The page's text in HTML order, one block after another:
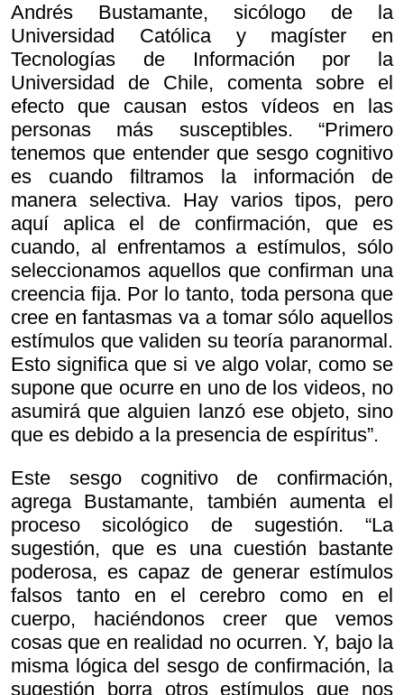
Andrés Bustamante, sicólogo de la
Universidad Católica y magíster en
Tecnologías de Información por la
Universidad de Chile, comenta sobre el
efecto que causan estos vídeos en las
personas más susceptibles. “Primero
tenemos que entender que sesgo cognitivo
es cuando filtramos la información de
manera selectiva. Hay varios tipos, pero
aquí aplica el de confirmación, que es
cuando, al enfrentamos a estímulos, sólo
seleccionamos aquellos que confirman una
creencia fija. Por lo tanto, toda persona que
cree en fantasmas va a tomar sólo aquellos
estímulos que validen su teoría paranormal.
Esto significa que si ve algo volar, como se
supone que ocurre en uno de los videos, no
asumirá que alguien lanzó ese objeto, sino
que es debido a la presencia de espíritus”.
Este sesgo cognitivo de confirmación,
agrega Bustamante, también aumenta el
proceso sicológico de sugestión. “La
sugestión, que es una cuestión bastante
poderosa, es capaz de generar estímulos
falsos tanto en el cerebro como en el
cuerpo, haciéndonos creer que vemos
cosas que en realidad no ocurren. Y, bajo la
misma lógica del sesgo de confirmación, la
sugestión borra otros estímulos que nos